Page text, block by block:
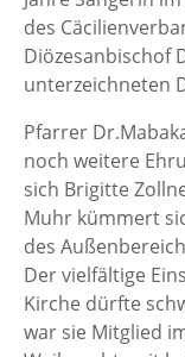
des
Diözesanbischof
unterzeichneten
Pfarrer
noch weitere
sich Brigitte
Muhr kümmert
des
Der vielfältige
Kirche dürfte
war sie Mitglied